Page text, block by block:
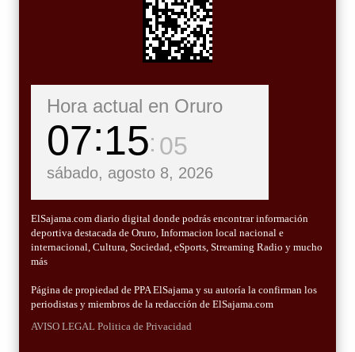
Hora actual en Oruro
07 15 07
sábado, agosto 8, 2026
ElSajama.com diario digital donde podrás encontrar información
deportiva destacada de Oruro, Informacion local nacional e
internacional, Cultura, Sociedad, eSports, Streaming Radio y mucho
más
Página de propiedad de PPA ElSajama y su autoría la confirman los
periodistas y miembros de la redacción de ElSajama.com
AVISO LEGAL Politica de Privacidad